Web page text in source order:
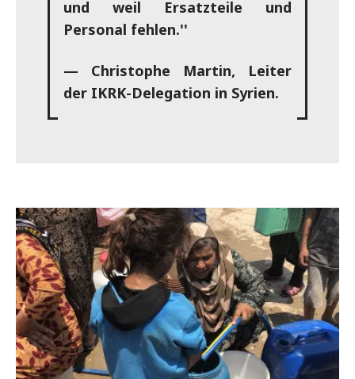
und weil Ersatzteile und
Personal fehlen.''
— Christophe Martin, Leiter
der IKRK-Delegation in Syrien.